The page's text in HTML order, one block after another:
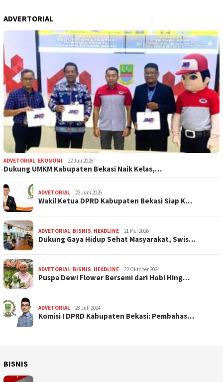
ADVERTORIAL
ADVETORIAL, EKONOMI 22 Juli 2026
Dukung UMKM Kabupaten Bekasi Naik Kelas,…
ADVETORIAL 23 Juni 2026
Wakil Ketua DPRD Kabupaten Bekasi Siap K…
ADVETORIAL, BISNIS, HEADLINE 21 Mei 2026
Dukung Gaya Hidup Sehat Masyarakat, Swis…
ADVETORIAL, BISNIS, HEADLINE 22 Oktober 2024
Puspa Dewi Flower Bersemi dari Hobi Hing…
ADVETORIAL 28 Juli 2024
Komisi I DPRD Kabupaten Bekasi: Pembahas…
BISNIS